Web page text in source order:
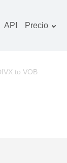
API Precio
to VOB